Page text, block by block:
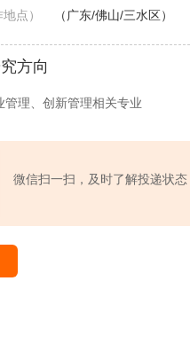
点） （广东/佛山/三水区）
方向
管理、创新管理相关专业
微信扫一扫，及时了解投递状态